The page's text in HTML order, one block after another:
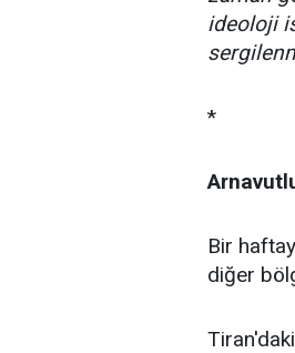
ideoloji
*
Bir
diğer
Tiran'daki